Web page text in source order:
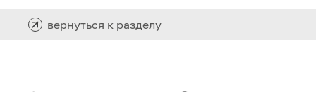
вернуться к разделу